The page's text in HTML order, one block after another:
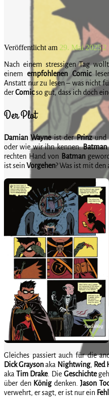
Veröffentlicht am 29. Mai 2025|2
Nach einem stressigen Tag
einemempfohlenen Comic
Anstatt nur zu lesen – was nicht
derComicso gut, dass ich doch
Der Plot
Damian Wayneist derPrinzund
oder wie wir ihn kennen:Batman
rechten Hand von Batman
ist sein Vorgehen? Was ist mit den
Gleiches passiert auch für die
DickGraysonaka Nightwing, Red
aka Tim Drake. Die Geschichte
über den Königdenken. Jason
verwehrt, er sagt, er ist nur ein